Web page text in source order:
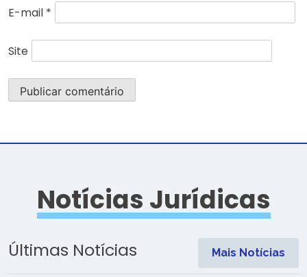
E-mail *
Site
Notícias Jurídicas
Últimas Notícias Mais Notícias